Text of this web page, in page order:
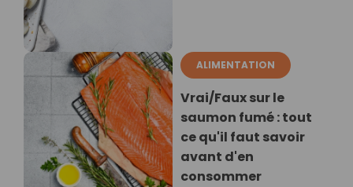
ALIMENTATION
Vrai/Faux sur le
saumon fumé : tout
ce qu'il faut savoir
avant d'en
consommer